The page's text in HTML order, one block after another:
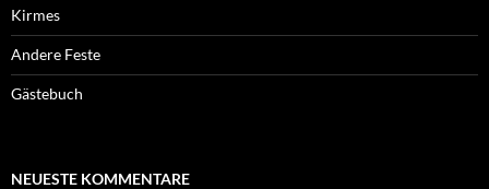
Kirmes
Andere Feste
Gästebuch
NEUESTE KOMMENTARE